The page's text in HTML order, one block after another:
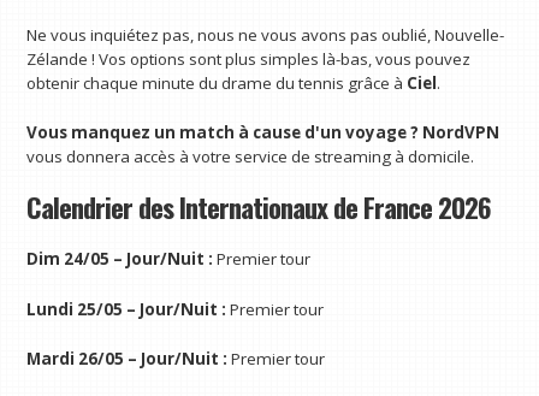
Ne vous inquiétez pas, nous ne vous avons pas oublié, Nouvelle-
Zélande ! Vos options sont plus simples là-bas, vous pouvez
obtenir chaque minute du drame du tennis grâce à Ciel.
Vous manquez un match à cause d'un voyage ? NordVPN
vous donnera accès à votre service de streaming à domicile.
Calendrier des Internationaux de France 2026
Dim 24/05 – Jour/Nuit :Premier tour
Lundi 25/05 – Jour/Nuit :Premier tour
Mardi 26/05 – Jour/Nuit :Premier tour